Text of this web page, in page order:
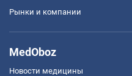
Рынки и компании
MedOboz
Новости медицины